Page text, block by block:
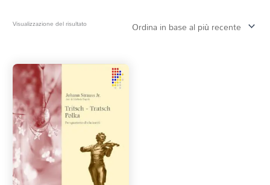
Clarinetto basso
Composizioni originali
Natale
QR base
QR esecuzione
Trascrizioni e Arrangiamenti
Visualizzazione del risultato